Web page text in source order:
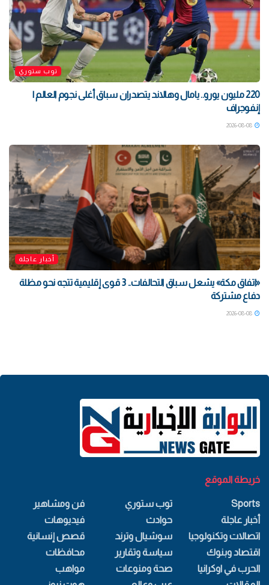
توب ستوري
220 مليون يورو.. يامال وهالاند يتصدران سباق أغلى نجوم العالم |
إنفوجراف
أخبار عاجلة
«اتفاق مكة» يشعل سباق التحالفات.. 3 قوى إقليمية تتجه نحو مظلة
دفاع مشتركة
خريطة الموقع
Sports
أخبار عاجلة
اتصالات وتكنولوجيا
اقتصاد وبنوك
الحرب في اوكرانيا
توب ستوري
حوادث
سوشيال وترند
سياسة وتقارير
صحة ومنوعات
فن ومشاهير
فيديوهات
قصص إنسانية
محافظات
مواهب